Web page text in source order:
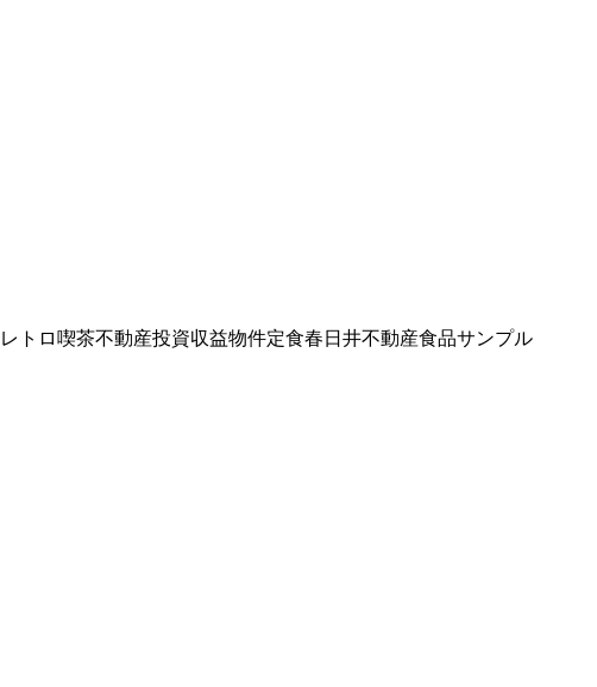
レトロ喫茶不動産投資収益物件定食春日井不動産食品サンプル